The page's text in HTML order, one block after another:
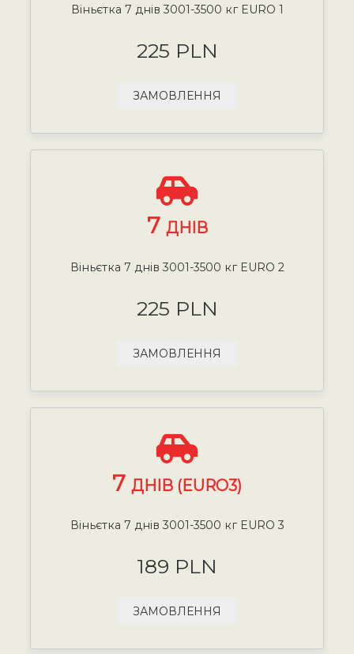
Віньєтка 7 днів 3001-3500 кг EURO 1
225 PLN
ЗАМОВЛЕННЯ
7 ДНІВ
Віньєтка 7 днів 3001-3500 кг EURO 2
225 PLN
ЗАМОВЛЕННЯ
7 ДНІВ (EURO3)
Віньєтка 7 днів 3001-3500 кг EURO 3
189 PLN
ЗАМОВЛЕННЯ